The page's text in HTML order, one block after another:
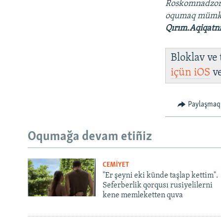
oqumaq
Bloklav ve
içüniOS
Paylaşmaq
Oqumağa devam etiñiz
CEMİYET
"Er şeyni eki künde taşlap kettim".
Seferberlik qorqusı rusiyelilerni
kene memleketten quva